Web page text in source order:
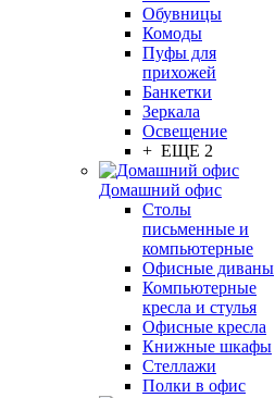
Обувницы
Комоды
Пуфы для
прихожей
Банкетки
Зеркала
Освещение
+ ЕЩЕ 2
Домашний офис
Столы
письменные и
компьютерные
Офисные диваны
Компьютерные
кресла и стулья
Офисные кресла
Книжные шкафы
Стеллажи
Полки в офис